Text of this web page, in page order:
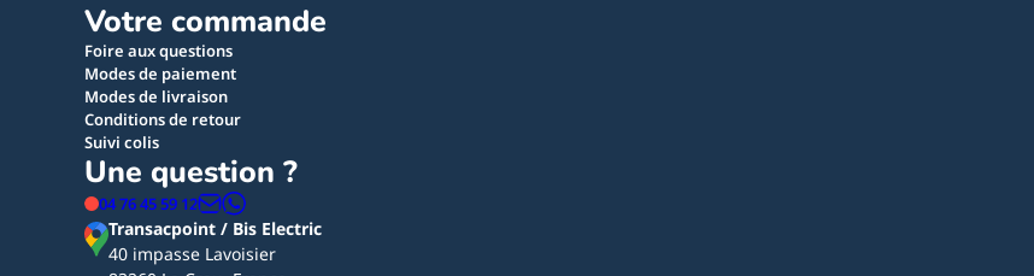
Votre commande
Foire aux questions
Modes de paiement
Modes de livraison
Conditions de retour
Suivi colis
Une question ?
04 76 45 59 12
Transacpoint / Bis Electric